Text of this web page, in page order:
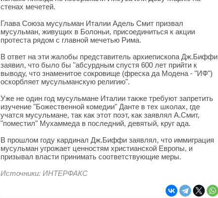
стенах мечетей.
Глава Союза мусульман Италии Адель Смит призвал
мусульман, живущих в Болоньи, присоединиться к акции
протеста рядом с главной мечетью Рима.
В ответ на эти жалобы представитель архиепископа Дж.Биффи
заявил, что было бы "абсурдным спустя 600 лет прийти к
выводу, что знаменитое сокровище (фреска да Модена - "ИФ")
оскорбляет мусульманскую религию".
Уже не один год мусульмане Италии также требуют запретить
изучение "Божественной комедии" Данте в тех школах, где
учатся мусульмане, так как этот поэт, как заявлял А.Смит,
"поместил" Мухаммеда в последний, девятый, круг ада.
В прошлом году кардинал Дж.Биффи заявлял, что иммиграция
мусульман угрожает ценностям христианской Европы, и
призывал власти принимать соответствующие меры.
Источники: ИHТЕРФАКС